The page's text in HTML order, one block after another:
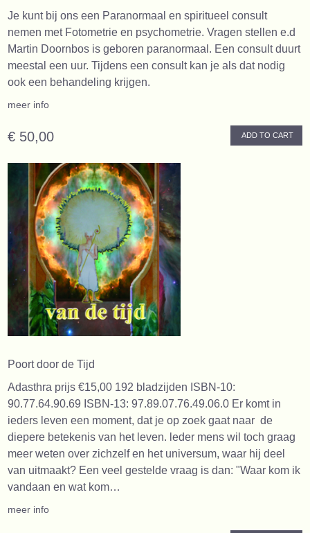
Je kunt bij ons een Paranormaal en spiritueel consult
nemen met Fotometrie en psychometrie. Vragen stellen e.d
Martin Doornbos is geboren paranormaal. Een consult duurt
meestal een uur. Tijdens een consult kan je als dat nodig
ook een behandeling krijgen.
meer info
€ 50,00 ADD TO CART
Poort door de Tijd
Adasthra prijs €15,00 192 bladzijden ISBN-10:
90.77.64.90.69 ISBN-13: 97.89.07.76.49.06.0 Er komt in
ieders leven een moment, dat je op zoek gaat naar de
diepere betekenis van het leven. leder mens wil toch graag
meer weten over zichzelf en het universum, waar hij deel
van uitmaakt? Een veel gestelde vraag is dan: "Waar kom ik
vandaan en wat kom…
meer info